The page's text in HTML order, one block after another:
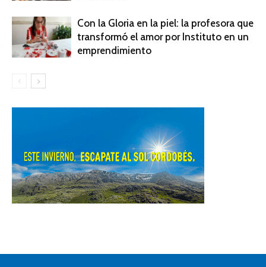
Con la Gloria en la piel: la profesora que
transformó el amor por Instituto en un
emprendimiento